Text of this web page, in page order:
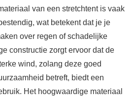
van een stretchtent is vaak
wat betekent dat je je
over regen of schadelijke
constructie zorgt ervoor dat de
wind, zolang deze goed
betreft, biedt een
Het hoogwaardige materiaal